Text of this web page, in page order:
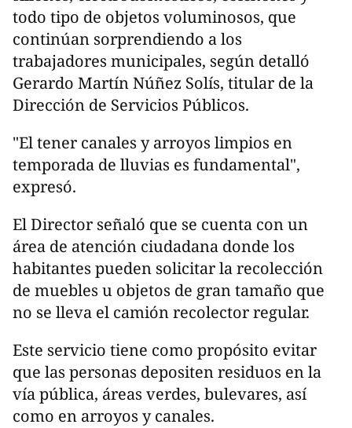
todo tipo de objetos voluminosos, que
continúan sorprendiendo a los
trabajadores municipales, según detalló
Gerardo Martín Núñez Solís, titular de la
Dirección de Servicios Públicos.
"El tener canales y arroyos limpios en
temporada de lluvias es fundamental",
expresó.
El Director señaló que se cuenta con un
área de atención ciudadana donde los
habitantes pueden solicitar la recolección
de muebles u objetos de gran tamaño que
no se lleva el camión recolector regular.
Este servicio tiene como propósito evitar
que las personas depositen residuos en la
vía pública, áreas verdes, bulevares, así
como en arroyos y canales.